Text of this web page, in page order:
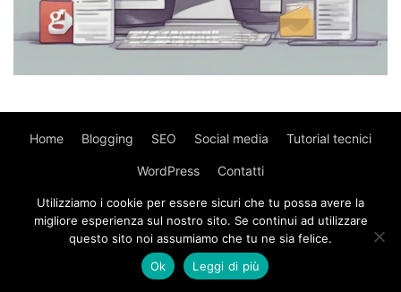
Home Blogging SEO Social media Tutorial tecnici
WordPress Contatti
© Copyright 2017 - MyWebIsland. Privacy Policy -Cookie
Policy
Utilizziamo i cookie per essere sicuri che tu possa avere la
migliore esperienza sul nostro sito. Se continui ad utilizzare
questo sito noi assumiamo che tu ne sia felice.
Ok
Leggi di più